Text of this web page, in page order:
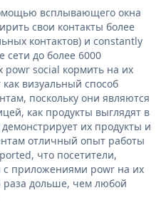
всплывающего окна
свои контакты более
контактов) и constantly
до более 6000
social кормить на их
визуальный способ
поскольку они являются
как продукты выглядят в
их продукты и
отличный опыт работы
что посетители,
с приложениями powr на их
раза дольше, чем любой